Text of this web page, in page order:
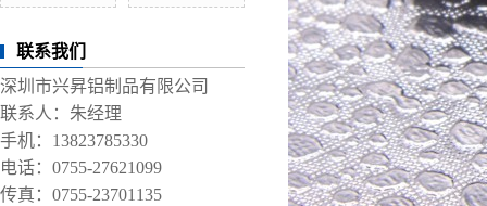
联系我们
深圳市兴昇铝制品有限公司
联系人：朱经理
手机：13823785330
电话：0755-27621099
传真：0755-23701135